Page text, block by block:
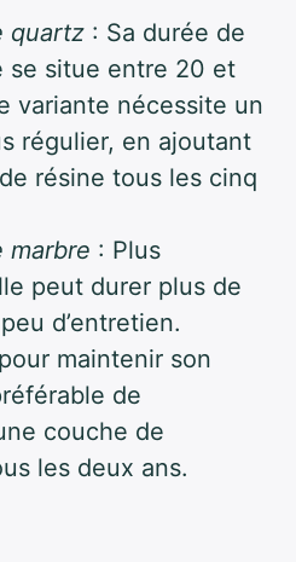
quartz : Sa durée de
se situe entre 20 et
variante nécessite un
régulier, en ajoutant
résine tous les cinq
marbre : Plus
peut durer plus de
d’entretien.
maintenir son
de
couche de
les deux ans.